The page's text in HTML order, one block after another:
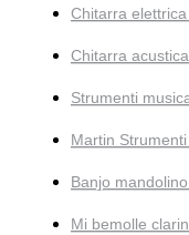
Chitarra
Chitarra
Strumenti
Martin
Banjo
Mi bemolle